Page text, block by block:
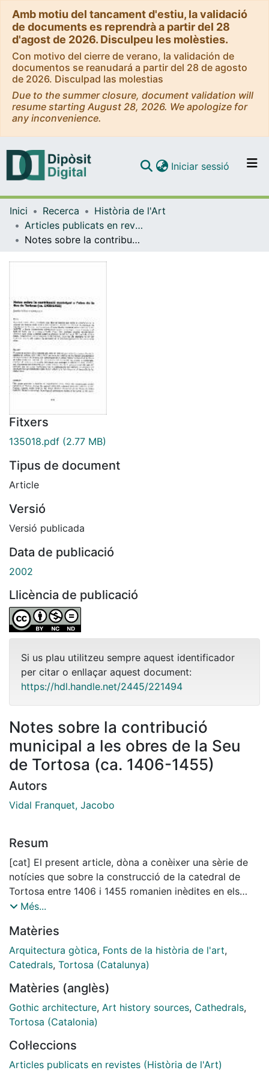
Amb motiu del tancament d'estiu, la validació
de documents es reprendrà a partir del 28
d'agost de 2026. Disculpeu les molèsties.
Con motivo del cierre de verano, la validación de
documentos se reanudará a partir del 28 de agosto
de 2026. Disculpad las molestias
Due to the summer closure, document validation will
resume starting August 28, 2026. We apologize for
any inconvenience.
Navega per tot el DD
Iniciar sessió (current)
Inici Recerca
Història de l'Art
Articles publicats en revistes (Història de l'Art)
Notes sobre la contribució municipal a les obres de la Seu de Tortosa (ca. 1406-1455)
Fitxers
135018.pdf (2.77 MB)
Tipus de document
Article
Versió
Versió publicada
Data de publicació
2002
Llicència de publicació
Si us plau utilitzeu sempre aquest identificador
per citar o enllaçar aquest document:
https://hdl.handle.net/2445/221494
Notes sobre la contribució
municipal a les obres de la Seu
de Tortosa (ca. 1406-1455)
Autors
Vidal Franquet, Jacobo
Resum
[cat] El present article, dòna a conèixer una sèrie de
notícies que sobre la construcció de la catedral de
Tortosa entre 1406 i 1455 romanien inèdites en els
fons documentals de l'Ajuntament de Tortosa, avui
l'Ebre (AHCTE). A banda d'interessants informacions
quant a cronologia, noms d'artistes, o el nom del bisbe
que va consagrar l'edifici l'any 1441, etcètera, aquesta
primera meitat del segle XV (període, d'altra banda,
fonamental en la configuració de l'edifici), l'activitat
del municipi va ser tan important com la del capítol i
obres.
[spa] El presente artículo, da a conocer una serie de
Més...
Matèries
Arquitectura gòtica, Fonts de la història de l'art,
Catedrals, Tortosa (Catalunya)
Matèries (anglès)
Gothic architecture, Art history sources, Cathedrals,
Tortosa (Catalonia)
Col·leccions
Articles publicats en revistes (Història de l'Art)